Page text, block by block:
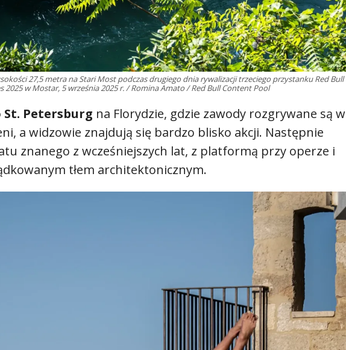
27,5 metra na Stari Most podczas drugiego dnia rywalizacji trzeciego przystanku Red Bull
2025 w Mostar, 5 września 2025 r. / Romina Amato / Red Bull Content Pool
St. Petersburg na Florydzie, gdzie zawody rozgrywane są w
a widzowie znajdują się bardzo blisko akcji. Następnie
znanego z wcześniejszych lat, z platformą przy operze i
tłem architektonicznym.